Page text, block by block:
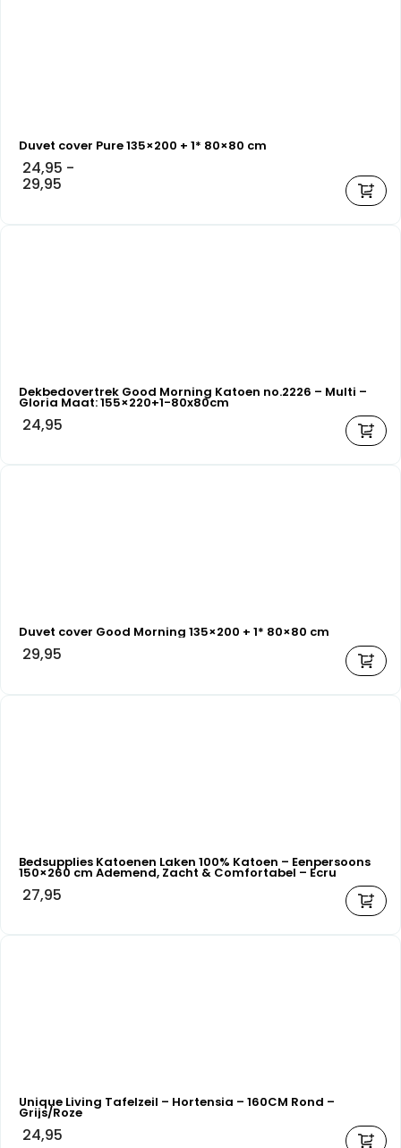
Duvet cover Pure 135×200 + 1* 80×80 cm
24,95 -
29,95
Dekbedovertrek Good Morning Katoen no.2226 – Multi –
Gloria Maat: 155×220+1-80x80cm
24,95
Duvet cover Good Morning 135×200 + 1* 80×80 cm
29,95
Bedsupplies Katoenen Laken 100% Katoen – Eenpersoons
150×260 cm Ademend, Zacht & Comfortabel – Ecru
27,95
Unique Living Tafelzeil – Hortensia – 160CM Rond –
Grijs/Roze
24,95